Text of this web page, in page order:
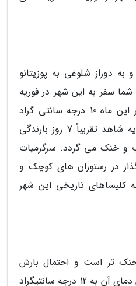
دوراز شلوغی به پوزیتانو
شما سفر به این شهر در فوریه
است؛ زیرا میانگین دمای در این ماه 10 درجه سانتی گراد
خواهد بود. این شهر در فوریه شاهد تقریباً 7 روز بارندگی
و خنک می گردد. سرگرمیات
در رستوران های کوچک و
کلیساهای تاریخی این شهر
خنک تر است و احتمال بارش
باران وجود داشته و میانگین دمای آن به 12 درجه سانتیگراد